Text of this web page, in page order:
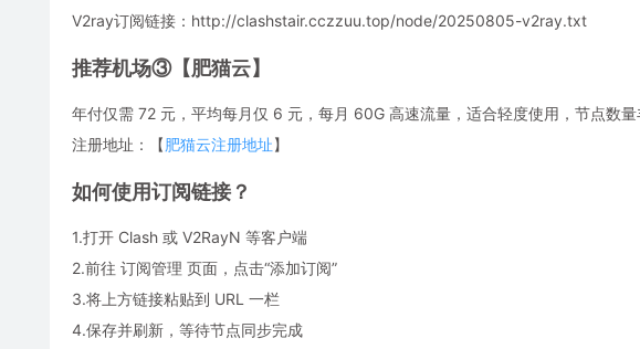
V2ray订阅链接：http://clashstair.cczzuu.top/node/20250805-v2ray.txt
推荐机场③【肥猫云】
年付仅需 72 元，平均每月仅 6 元，每月 60G 高速流量，适合轻度使用，节点数
注册地址：【肥猫云注册地址】
如何使用订阅链接？
1.打开 Clash 或 V2RayN 等客户端
2.前往 订阅管理 页面，点击“添加订阅”
3.将上方链接粘贴到 URL 一栏
4.保存并刷新，等待节点同步完成